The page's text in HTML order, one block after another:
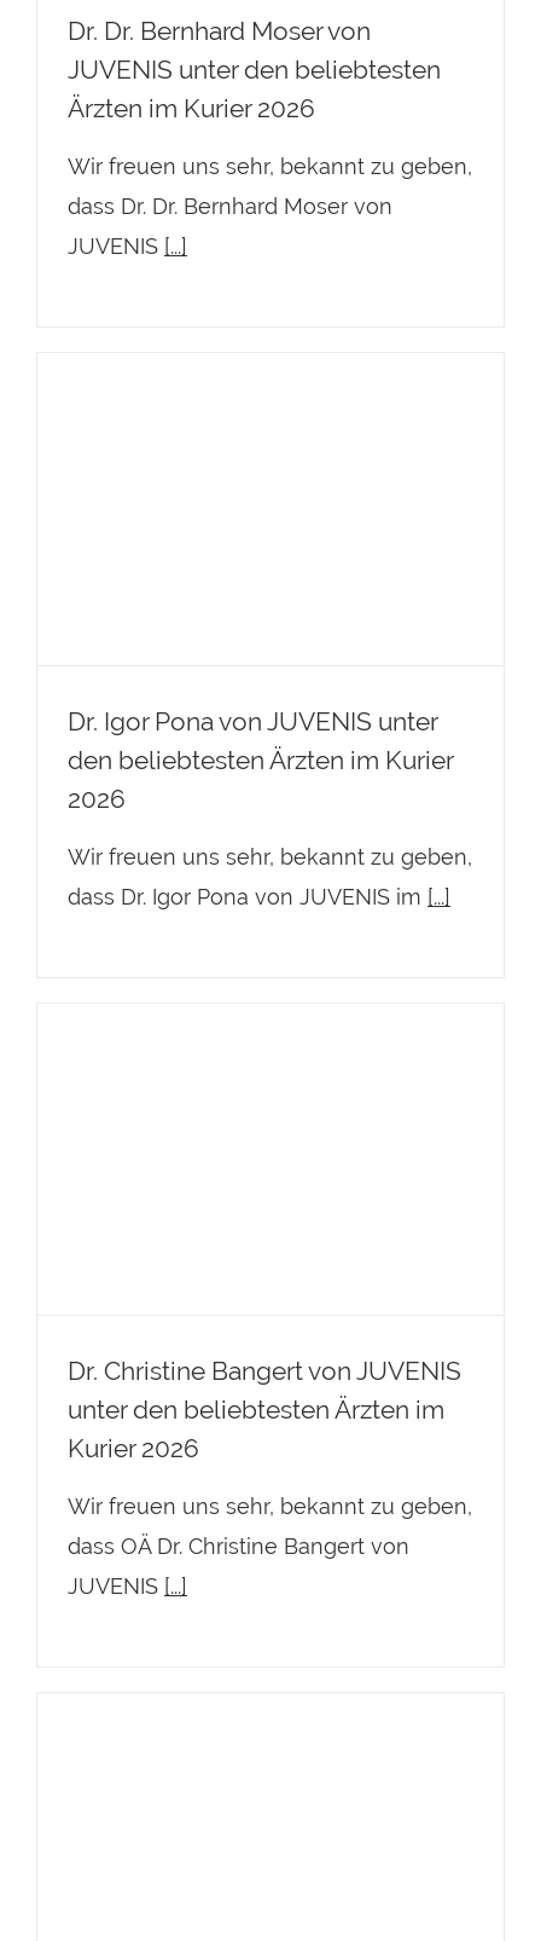
Dr. Dr. Bernhard Moser von
JUVENIS unter den beliebtesten
Ärzten im Kurier 2026
Wir freuen uns sehr, bekannt zu geben,
dass Dr. Dr. Bernhard Moser von
JUVENIS [...]
Dr. Igor Pona von JUVENIS unter
den beliebtesten Ärzten im Kurier
2026
Wir freuen uns sehr, bekannt zu geben,
dass Dr. Igor Pona von JUVENIS im [...]
Dr. Christine Bangert von JUVENIS
unter den beliebtesten Ärzten im
Kurier 2026
Wir freuen uns sehr, bekannt zu geben,
dass OÄ Dr. Christine Bangert von
JUVENIS [...]